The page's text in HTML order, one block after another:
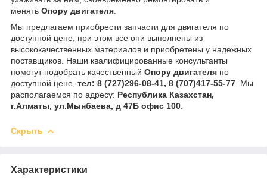
менять Опору двигателя
Мы предлагаем приобрести запчасти для двигателя по
доступной цене, при этом все они выполнены из
высококачественных материалов и приобретены у надежных
поставщиков. Наши квалифицированные консультанты
помогут подобрать качественный Опору двигателя по
доступной цене, тел: 8 (727)296-08-41, 8 (707)417-55-77 . Мы
располагаемся по адресу: Республика Казахстан,
г.Алматы, ул.Мынбаева, д 47Б офис 100
Скрыть
Характеристики